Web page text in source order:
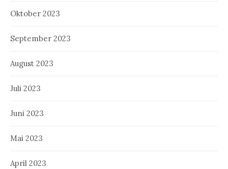
Oktober 2023
September 2023
August 2023
Juli 2023
Juni 2023
Mai 2023
April 2023